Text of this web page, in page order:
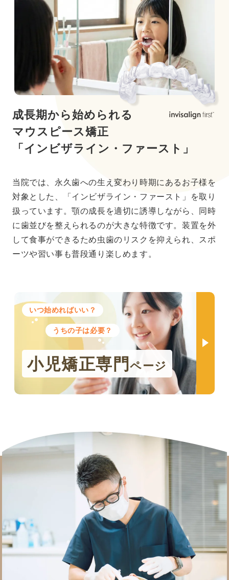
成長期から始められる
マウスピース矯正
「インビザライン・ファースト」
当院では、永久歯への生え変わり時期にあるお子様を
対象とした、「インビザライン・ファースト」を取り
扱っています。顎の成長を適切に誘導しながら、同時
に歯並びを整えられるのが大きな特徴です。装置を外
して食事ができるため虫歯のリスクを抑えられ、スポ
ーツや習い事も普段通り楽しめます。
いつ始めればいい？
うちの子は必要？
小児矯正専門 ページ